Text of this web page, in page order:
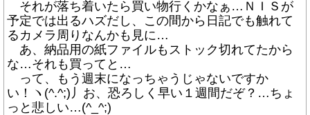
それが落ち着いたら買い物行くかなぁ…ＮＩＳが
予定では出るハズだし、この間から日記でも触れて
るカメラ周りなんかも見に…
あ、納品用の紙ファイルもストック切れてたから
な…それも買ってと…
って、もう週末になっちゃうじゃないですか
い！ヽ(^.^;)丿お、恐ろしく早い１週間だぞ？…ちょ
っと悲しい…(^_^;)